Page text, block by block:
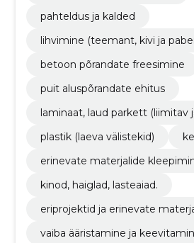
pahteldus ja kalded
lihvimine (teemant, kivi ja
betoon põrandate freesimine
puit aluspõrandate ehitus
laminaat, laud
plastik (laeva välistekid)
erinevate materjalide
kinod, haiglad, lasteaiad.
eriprojektid ja erinevate
vaiba ääristamine ja